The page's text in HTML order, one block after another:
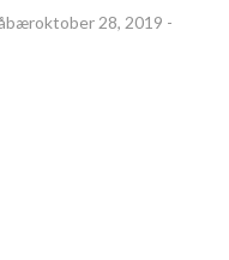
oktober 28, 2019 -